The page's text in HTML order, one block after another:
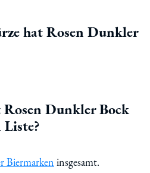
hat Rosen Dunkler
Dunkler Bock
Biermarken insgesamt.